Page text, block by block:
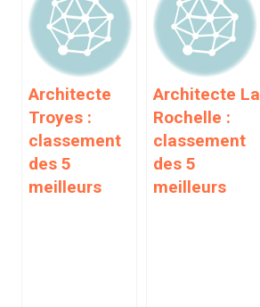
Architecte
Troyes :
classement
des 5
meilleurs
Architecte La
Rochelle :
classement
des 5
meilleurs